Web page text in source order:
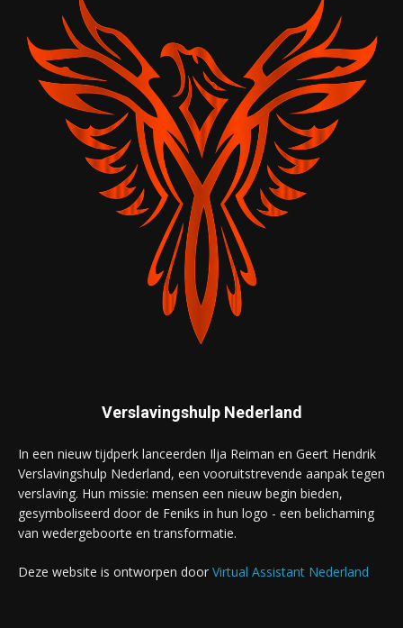
Verslavingshulp Nederland
In een nieuw tijdperk lanceerden Ilja Reiman en Geert Hendrik
Verslavingshulp Nederland, een vooruitstrevende aanpak tegen
verslaving. Hun missie: mensen een nieuw begin bieden,
gesymboliseerd door de Feniks in hun logo - een belichaming
van wedergeboorte en transformatie.
Deze website is ontworpen door Virtual Assistant Nederland